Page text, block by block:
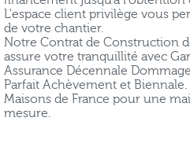
L'espace client privilège vous
de votre chantier.
Notre Contrat de Construction
assure votre tranquillité avec
Assurance Décennale
Parfait Achèvement et
Maisons de France pour une
mesure.